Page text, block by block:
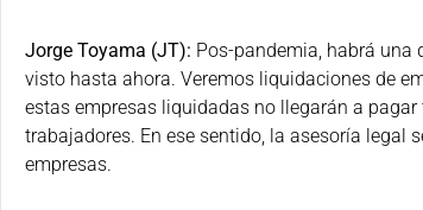
Jorge Toyama (JT): Pos-pandemia, habrá una
visto hasta ahora. Veremos liquidaciones de
estas empresas liquidadas no llegarán a
trabajadores. En ese sentido, la asesoría legal
empresas.